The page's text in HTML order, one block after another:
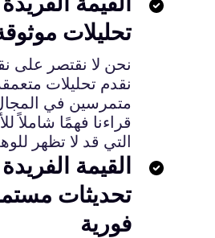
تحليلات
نحن لا نقتصر على
نقدم تحليلات
متمرسين في
قراءنا فهمًا شاملاً
التي قد لا تظهر
القيمة الفريدة
تحديثات
فورية